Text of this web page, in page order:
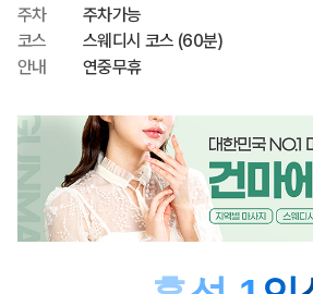
주차
주차가능
코스
스웨디시 코스 (60분)
안내
연중무휴